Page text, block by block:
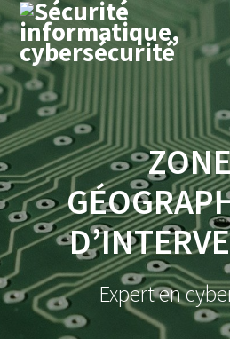
Skip
Expert en